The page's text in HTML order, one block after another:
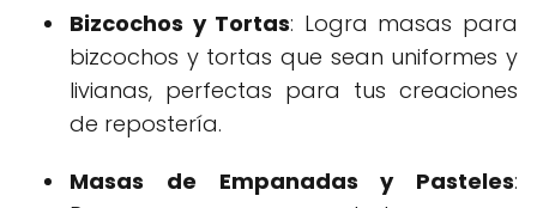
Bizcochos y Tortas: Logra masas para
bizcochos y tortas que sean uniformes y
livianas, perfectas para tus creaciones
de repostería.
Masas de Empanadas y Pasteles: